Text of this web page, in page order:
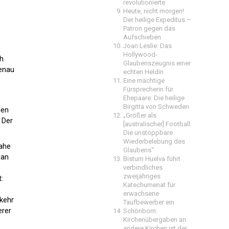
revolutionierte
Heute, nicht morgen!
Der heilige Expeditus –
Patron gegen das
Aufschieben
Joan Leslie: Das
Hollywood-
Glaubenszeugnis einer
echten Heldin
Eine mächtige
Fürsprecherin für
Ehepaare: Die heilige
Birgitta von Schweden
„Größer als
[australischer] Football:
Die unstoppbare
Wiederbelebung des
Glaubens“
Bistum Huelva führt
verbindliches
zweijähriges
Katechumenat für
erwachsene
Taufbewerber ein
Schönborn:
Kirchenübergaben an